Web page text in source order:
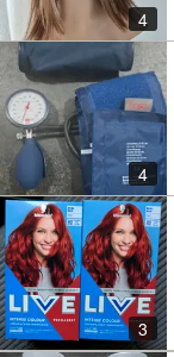
4
4
3